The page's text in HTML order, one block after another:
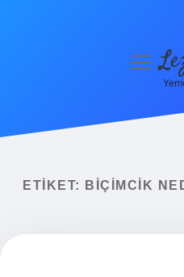
Yasal Uyarı
menüyü
ETIKET: BIÇIMCIK